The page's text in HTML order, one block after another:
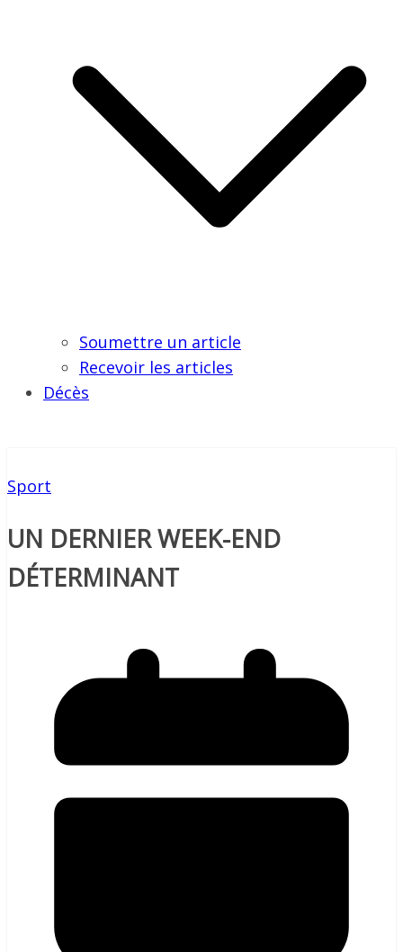
Soumettre un article
Recevoir les articles
Décès
Sport
UN DERNIER WEEK-END
DÉTERMINANT